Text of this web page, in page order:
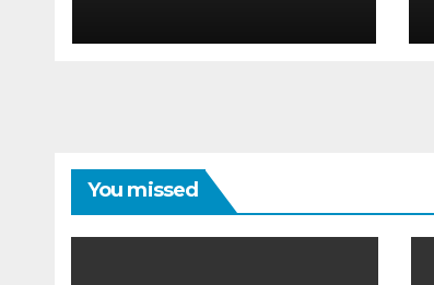
You missed